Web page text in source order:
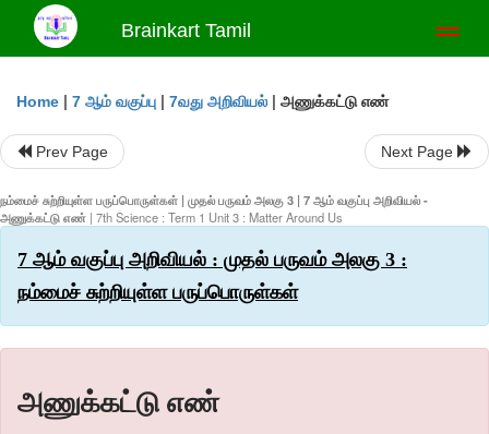
Brainkart Tamil
Home | 7 ஆம் வகுப்பு | 7வது அறிவியல் | அணுக்கட்டு எண்
Prev Page Next Page
நம்மைச் சுற்றியுள்ள பருப்பொருள்கள் | முதல் பருவம் அலகு 3 | 7 ஆம் வகுப்பு அறிவியல் -
அணுக்கட்டு எண் | 7th Science : Term 1 Unit 3 : Matter Around Us
7 ஆம் வகுப்பு அறிவியல் : முதல் பருவம் அலகு 3 :
நம்மைச் சுற்றியுள்ள பருப்பொருள்கள்
அணுக்கட்டு எண்